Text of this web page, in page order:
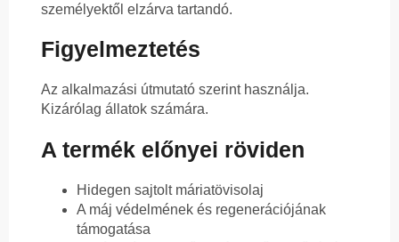
személyektől elzárva tartandó.
Figyelmeztetés
Az alkalmazási útmutató szerint használja.
Kizárólag állatok számára.
A termék előnyei röviden
Hidegen sajtolt máriatövisolaj
A máj védelmének és regenerációjának
támogatása